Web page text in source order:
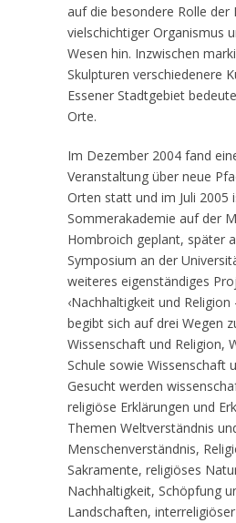
auf die besondere Rolle der
vielschichtiger Organismus
Wesen hin. Inzwischen
Skulpturen verschiedenere
Essener Stadtgebiet
Orte.
Im Dezember 2004 fand
Veranstaltung über neue
Orten statt und im Juli 2005
Sommerakademie auf der
Hombroich geplant, später
Symposium an der
weiteres eigenständiges
‹Nachhaltigkeit und Religion
begibt sich auf drei Wegen
Wissenschaft und Religion,
Schule sowie Wissenschaft
Gesucht werden
religiöse Erklärungen und
Themen Weltverständnis
Menschenverständnis,
Sakramente, religiöses
Nachhaltigkeit, Schöpfung
Landschaften,